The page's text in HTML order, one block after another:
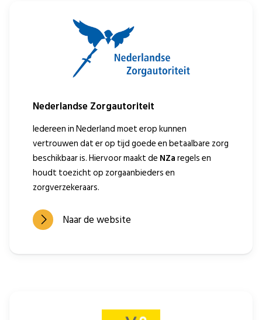
Nederlandse Zorgautoriteit
Iedereen in Nederland moet erop kunnen
vertrouwen dat er op tijd goede en betaalbare zorg
beschikbaar is. Hiervoor maakt de NZaregels en
houdt toezicht op zorgaanbieders en
zorgverzekeraars.
Naar de website